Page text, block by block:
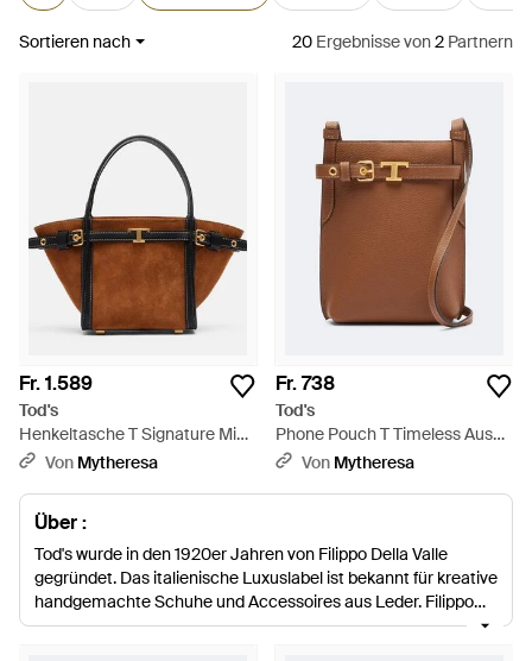
Sortieren nach 20 Ergebnissevon2 Partnern
Fr. 1.589
Tod's
Henkeltasche T Signature Mini
Aus Veloursleder - Braun
Von Mytheresa
Fr. 738
Tod's
Phone Pouch T Timeless Aus
Leder - Braun
Von Mytheresa
Über :
Tod's wurde in den 1920er Jahren von Filippo Della Valle
gegründet. Das italienische Luxuslabel ist bekannt für kreative
handgemachte Schuhe und Accessoires aus Leder. Filippo
Della Valle begann seine Karriere als Schuhmacher im